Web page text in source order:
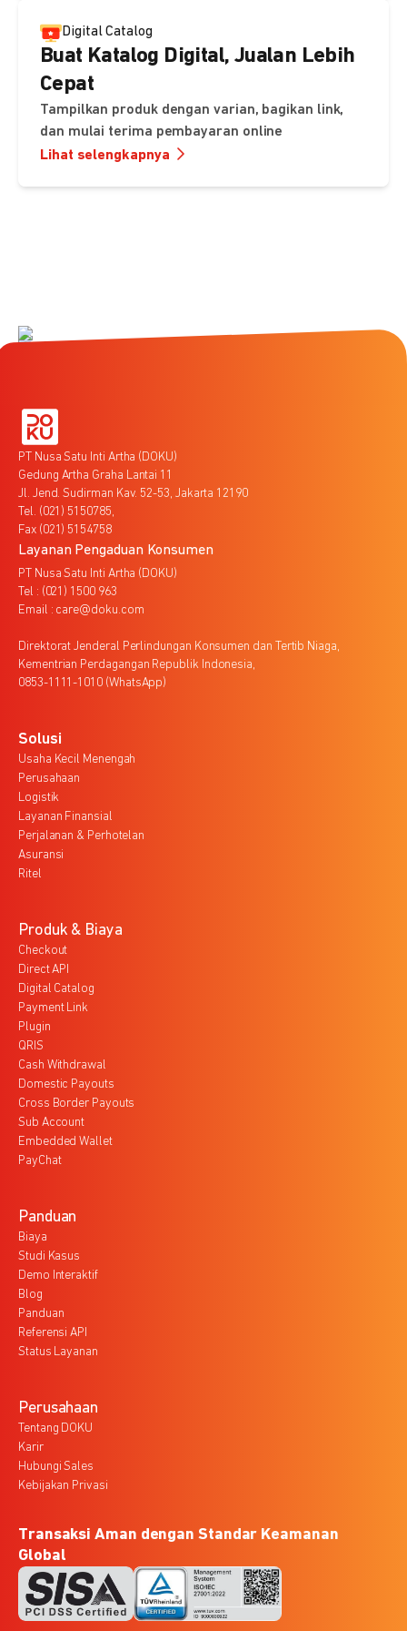
Digital Catalog
Buat Katalog Digital, Jualan Lebih
Cepat
Tampilkan produk dengan varian, bagikan link,
dan mulai terima pembayaran online
Lihat selengkapnya
PT Nusa Satu Inti Artha (DOKU)
Gedung Artha Graha Lantai 11
Jl. Jend. Sudirman Kav. 52-53, Jakarta 12190
Tel. (021) 5150785,
Fax (021) 5154758
Layanan Pengaduan Konsumen
PT Nusa Satu Inti Artha (DOKU)
Tel : (021) 1500 963
Email : care@doku.com
Direktorat Jenderal Perlindungan Konsumen dan Tertib Niaga,
Kementrian Perdagangan Republik Indonesia,
0853-1111-1010 (WhatsApp)
Solusi
Usaha Kecil Menengah
Perusahaan
Logistik
Layanan Finansial
Perjalanan & Perhotelan
Asuransi
Ritel
Produk & Biaya
Checkout
Direct API
Digital Catalog
Payment Link
Plugin
QRIS
Cash Withdrawal
Domestic Payouts
Cross Border Payouts
Sub Account
Embedded Wallet
PayChat
Panduan
Biaya
Studi Kasus
Demo Interaktif
Blog
Panduan
Referensi API
Status Layanan
Perusahaan
Tentang DOKU
Karir
Hubungi Sales
Kebijakan Privasi
Transaksi Aman dengan Standar Keamanan
Global